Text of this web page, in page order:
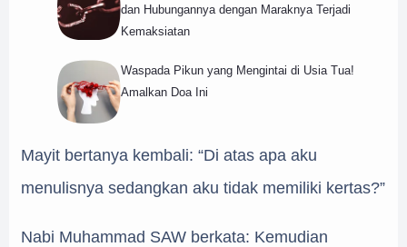
dan Hubungannya dengan Maraknya Terjadi
Kemaksiatan
Waspada Pikun yang Mengintai di Usia Tua!
Amalkan Doa Ini
Mayit bertanya kembali: “Di atas apa aku
menulisnya sedangkan aku tidak memiliki kertas?”
Nabi Muhammad SAW berkata: Kemudian